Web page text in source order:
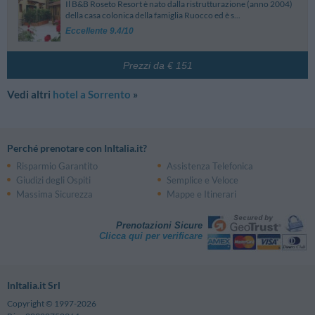
Il B&B Roseto Resort è nato dalla ristrutturazione (anno 2004)
della casa colonica della famiglia Ruocco ed è s...
Eccellente 9.4/10
Prezzi da € 151
Vedi altri hotel a Sorrento »
Perché prenotare con InItalia.it?
Risparmio Garantito
Assistenza Telefonica
Giudizi degli Ospiti
Semplice e Veloce
Massima Sicurezza
Mappe e Itinerari
Prenotazioni Sicure
Clicca qui per verificare
InItalia.it Srl
Copyright © 1997-2026